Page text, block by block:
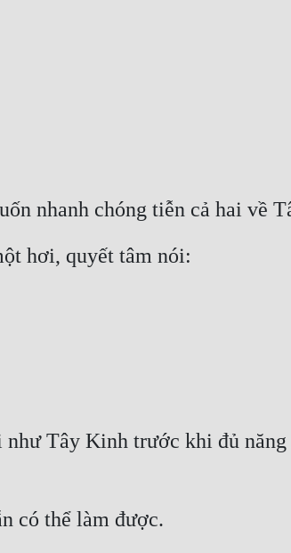
nhanh chóng tiễn cả hai về
hơi, quyết tâm nói:
Tây Kinh trước khi đủ
có thể làm được.